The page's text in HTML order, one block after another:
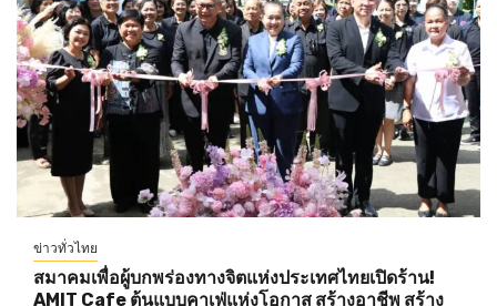
ข่าวทั่วไทย
สมาคมเพื่อผู้บกพร่องทางจิตแห่งประเทศไทยเปิดร้าน!
AMIT Cafe ต้นแบบคาเฟ่แห่งโอกาส สร้างอาชีพ สร้าง